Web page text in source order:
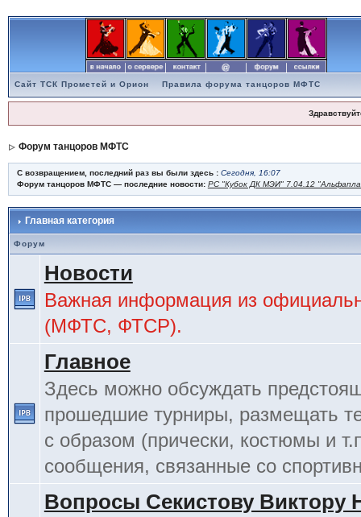
Сайт ТСК Прометей и Орион Правила форума танцоров МФТС
Форум танцоров МФТС
С возвращением, последний раз вы были здесь : Сегодня, 16:07
Форум танцоров МФТС — последние новости: РС "Кубок ДК МЭИ" 7.04.12
Главная категория
Форум
Новости
Важная информация из
(МФТС, ФТСР).
Главное
Здесь можно обсуждать
прошедшие турниры, размещать
с образом (прически, костюмы и
сообщения, связанные со
Вопросы Секистову Виктору